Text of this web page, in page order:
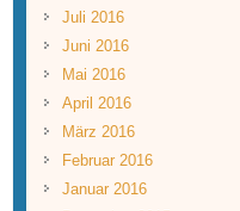
Juli 2016
Juni 2016
Mai 2016
April 2016
März 2016
Februar 2016
Januar 2016